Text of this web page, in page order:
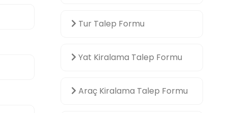
Tur Talep Formu
Yat Kiralama Talep Formu
Araç Kiralama Talep Formu